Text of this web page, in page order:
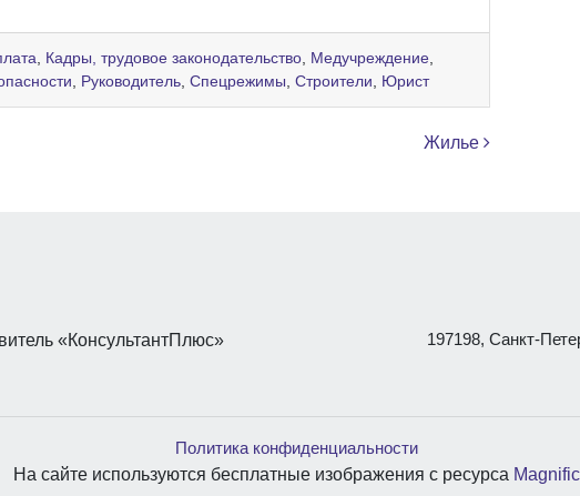
Кадры, трудовое законодательство Медучреждение
Руководитель Спецрежимы Строители Юрист
Жилье
«КонсультантПлюс»
197198, Санкт-
Политика конфиденциальности
На сайте используются бесплатные изображения с ресурса Magnific